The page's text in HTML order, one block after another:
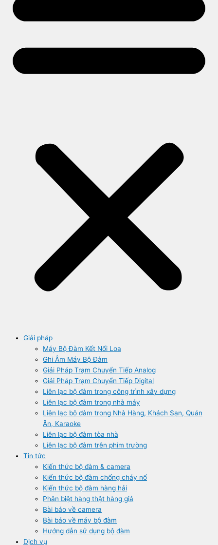
Giải pháp
Máy Bộ Đàm Kết Nối Loa
Ghi Âm Máy Bộ Đàm
Giải Pháp Trạm Chuyển Tiếp Analog
Giải Pháp Trạm Chuyển Tiếp Digital
Liên lạc bộ đàm trong công trình xây dựng
Liên lạc bộ đàm trong nhà máy
Liên lạc bộ đàm trong Nhà Hàng, Khách Sạn, Quán
Ăn, Karaoke
Liên lạc bộ đàm tòa nhà
Liên lạc bộ đàm trên phim trường
Tin tức
Kiến thức bộ đàm & camera
Kiến thức bộ đàm chống cháy nổ
Kiến thức bộ đàm hàng hải
Phân biệt hàng thật hàng giả
Bài báo về camera
Bài báo về máy bộ đàm
Hướng dẫn sử dụng bộ đàm
Dịch vụ